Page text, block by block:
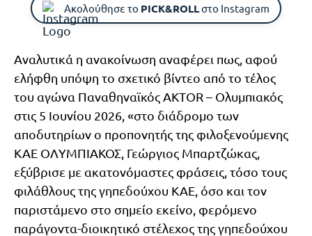
Ακολούθησε το PICK&ROLLστο Instagram
Αναλυτικά η ανακοίνωση αναφέρει πως, αφού
ελήφθη υπόψη το σχετικό βίντεο από το τέλος
του αγώνα Παναθηναϊκός AKTOR – Ολυμπιακός
στις 5 Ιουνίου 2026, «στο διάδρομο των
αποδυτηρίων ο προπονητής της φιλοξενούμενης
ΚΑΕ ΟΛΥΜΠΙΑΚΟΣ, Γεώργιος Μπαρτζώκας,
εξύβρισε με ακατονόμαστες φράσεις, τόσο τους
φιλάθλους της γηπεδούχου ΚΑΕ, όσο και τον
παριστάμενο στο σημείο εκείνο, φερόμενο
παράγοντα-διοικητικό στέλεχος της γηπεδούχου